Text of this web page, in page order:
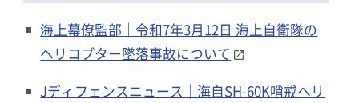
海上幕僚監部｜令和7年3月12日 海上自衛隊の
ヘリコプター墜落事故について
Jディフェンスニュース｜海自SH-60K哨戒ヘリ